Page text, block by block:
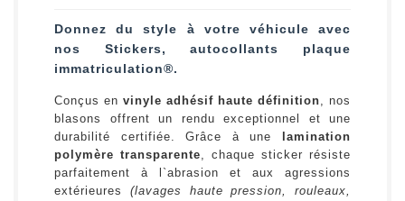
Donnez du style à votre véhicule avec
nos Stickers, autocollants plaque
immatriculation®.
Conçus en vinyle adhésif haute définition, nos
blasons offrent un rendu exceptionnel et une
durabilité certifiée. Grâce à une
lamination
polymère transparente, chaque sticker résiste
parfaitement à l`abrasion et aux agressions
extérieures (lavages haute pression, rouleaux,